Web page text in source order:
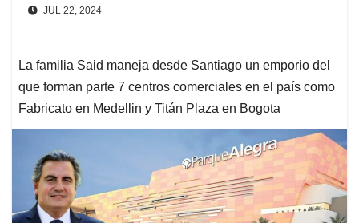
JUL 22, 2024
La familia Said maneja desde Santiago un emporio del
que forman parte 7 centros comerciales en el país como
Fabricato en Medellin y Titán Plaza en Bogota